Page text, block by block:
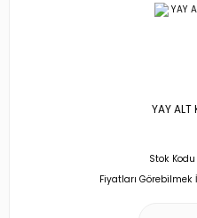
YAY ALT
Stok
Fiyatları Görebilmek